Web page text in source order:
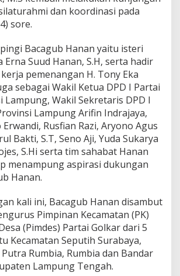
t
a
o
l
k
a
r
5
K
e
c
a
m
a
t
d
i
L
a
m
p
u
dan koordinasi pada
sore.
Bacagub Hanan yaitu isteri
Suud Hanan, S.H, serta hadir
pemenangan H. Tony Eka
sebagai Wakil Ketua DPD I Partai
Lampung, Wakil Sekretaris DPD I
Lampung Arifin Indrajaya,
Erwandi, Rusfian Razi, Aryono Agus
Bakti, S.T, Seno Aji, Yuda Sukarya
S.Hi serta tim sahabat Hanan
menampung aspirasi dukungan
Hanan.
kali ini, Bacagub Hanan disambut
Pimpinan Kecamatan (PK)
(Pimdes) Partai Golkar dari 5
Kecamatan Seputih Surabaya,
Rumbia, Rumbia dan Bandar
Lampung Tengah.